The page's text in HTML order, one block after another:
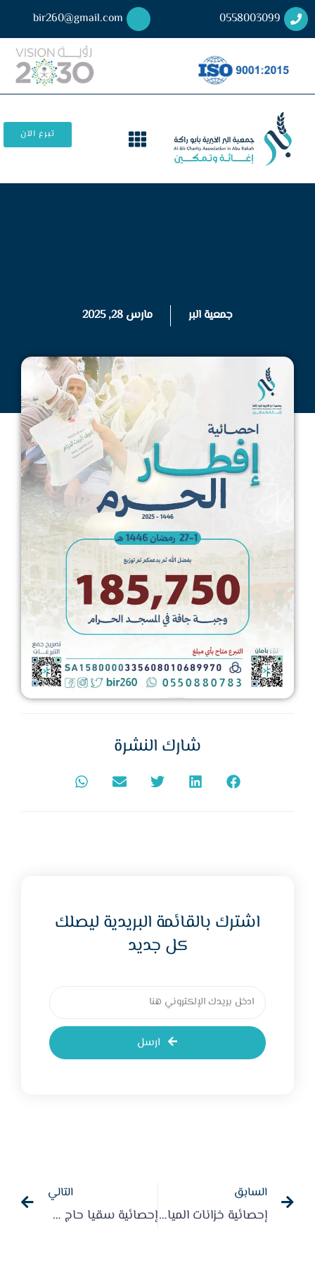
0558003099
bir260@gmail.com
تبرع الآن
جمعية البر مارس 28, 2025
شارك النشرة
اشترك بالقائمة البريدية ليصلك
كل جديد
ارسل
السابق
إحصائية خزانات المياه لعام 2024م
التالي
إحصائية سقيا حاج 2025م